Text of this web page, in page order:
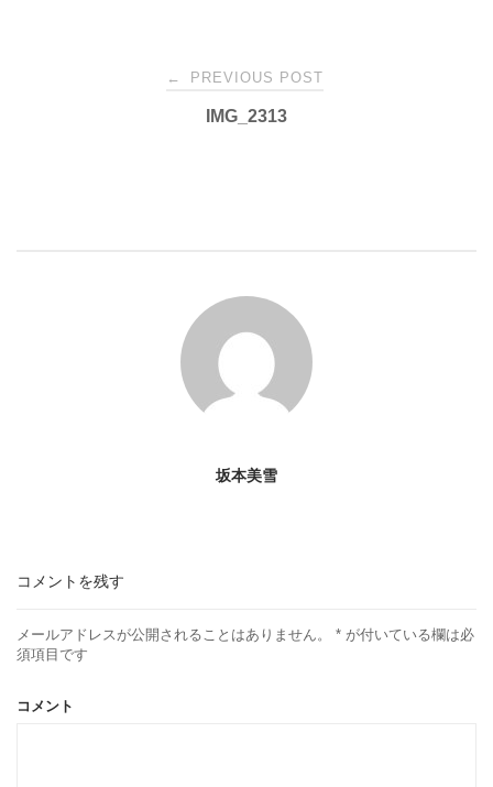
← PREVIOUS POST
IMG_2313
坂本美雪
コメントを残す
メールアドレスが公開されることはありません。 * が付いている欄は必
須項目です
コメント